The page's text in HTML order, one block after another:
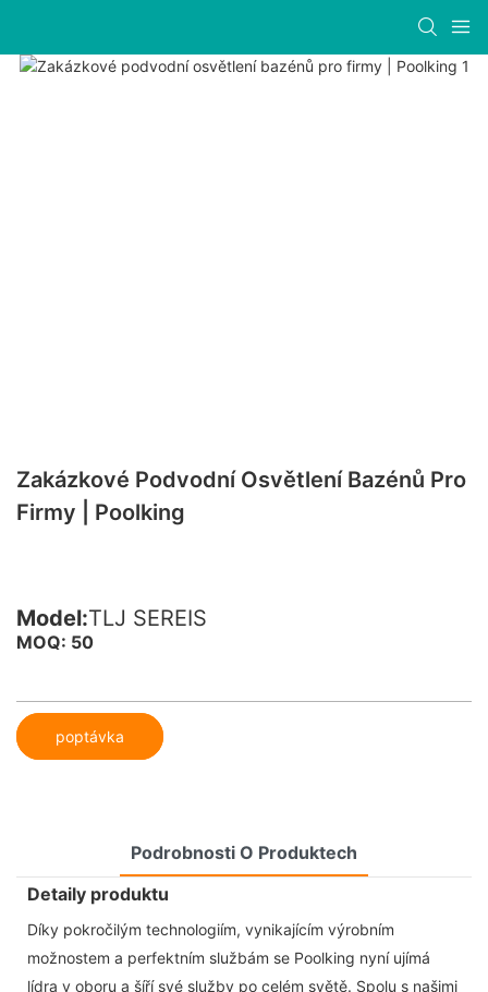
Zakázkové Podvodní Osvětlení Bazénů Pro
Firmy | Poolking
Model:TLJ SEREIS
MOQ: 50
poptávka
Podrobnosti O Produktech
Detaily produktu
Díky pokročilým technologiím, vynikajícím výrobním
možnostem a perfektním službám se Poolking nyní ujímá
lídra v oboru a šíří své služby po celém světě. Spolu s našimi